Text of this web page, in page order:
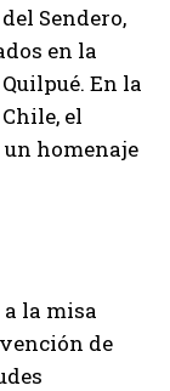
Sendero,
en la
En la
el
homenaje
la misa
de